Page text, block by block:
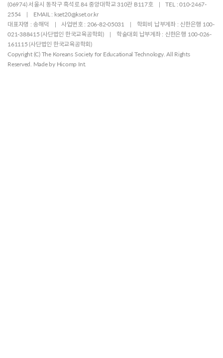
(06974) 서울시 동작구 흑석로 84 중앙대학교 310관 B117호 | TEL : 010-2467-
2554 | EMAIL : kset20@kset.or.kr
대표자명 : 송해덕 | 사업번호 : 206-82-05031 | 학회비 납부계좌 : 신한은행 100-
021-388415 (사단법인 한국교육공학회) | 학술대회 납부계좌 : 신한은행 100-026-
161115 (사단법인 한국교육공학회)
Copyright (C) The Koreans Society for Educational Technology. All Rights
Reserved. Made by Hicomp Int.